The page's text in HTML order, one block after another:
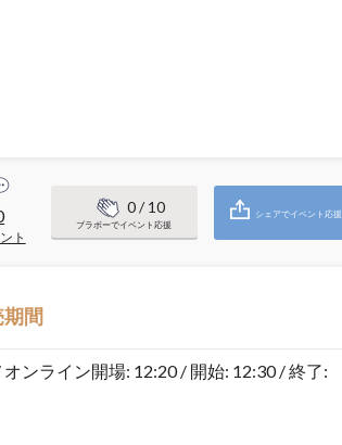
ト
0/ 10
ブラボーでイベント応援
シェアでイベント応援
間
オンライン開場: 12:20 / 開始: 12:30 / 終了: